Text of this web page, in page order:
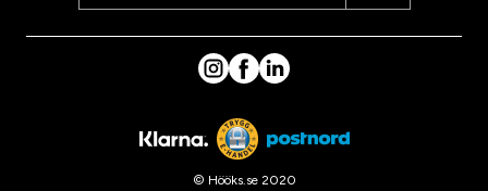
© Hööks.se 2020